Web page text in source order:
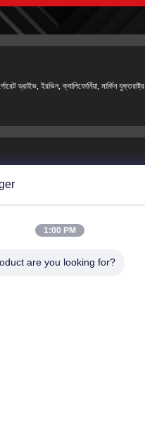
ড্রাইভ, ইরভিন, ক্যালিফোর্নিয়া, মার্কিন যুক্তরাষ্ট্র
512-7443871
1:00 PM
are you looking for?